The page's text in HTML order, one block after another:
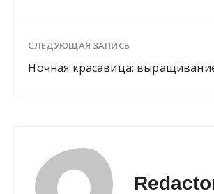
СЛЕДУЮЩАЯ ЗАПИСЬ
Ночная красавица: